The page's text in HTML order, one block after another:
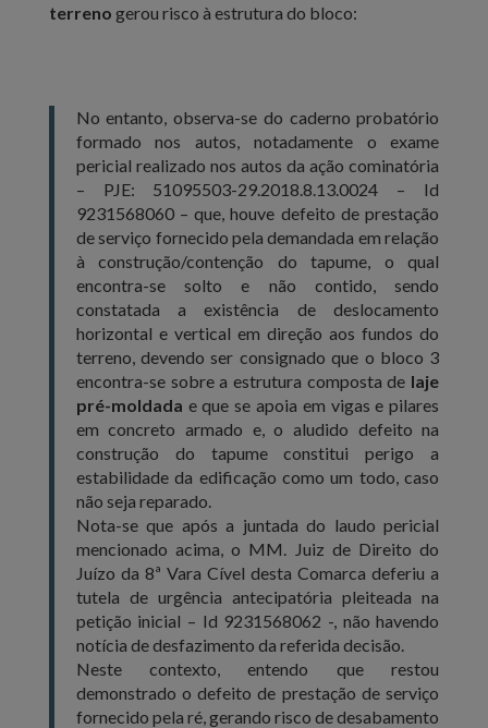
terreno gerou risco à estrutura do bloco:
No entanto, observa-se do caderno probatório
formado nos autos, notadamente o exame
pericial realizado nos autos da ação cominatória
– PJE: 51095503-29.2018.8.13.0024 – Id
9231568060 – que, houve defeito de prestação
de serviço fornecido pela demandada em relação
à construção/contenção do tapume, o qual
encontra-se solto e não contido, sendo
constatada a existência de deslocamento
horizontal e vertical em direção aos fundos do
terreno, devendo ser consignado que o bloco 3
encontra-se sobre a estrutura composta de laje
pré-moldada e que se apoia em vigas e pilares
em concreto armado e, o aludido defeito na
construção do tapume constitui perigo a
estabilidade da edificação como um todo, caso
não seja reparado.
Nota-se que após a juntada do laudo pericial
mencionado acima, o MM. Juiz de Direito do
Juízo da 8ª Vara Cível desta Comarca deferiu a
tutela de urgência antecipatória pleiteada na
petição inicial – Id 9231568062 -, não havendo
notícia de desfazimento da referida decisão.
Neste contexto, entendo que restou
demonstrado o defeito de prestação de serviço
fornecido pela ré, gerando risco de desabamento